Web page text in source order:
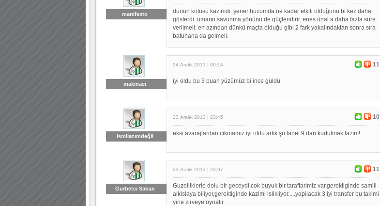
manifesto
dünün kötüsü kazımdı. şener hücumda ne kadar etkili olduğunu bi kez daha
gösterdi. umarın savunma yönünü de güçlendirir. enes ünal a daha fazla süre
verilmeli. en azından dünkü maçta olduğu gibi 2 fark yakalındaktan sonra sıra
batuhana da gelmeli.
makinacı
24 Aralık 2013 | 00:14 11
iyi oldu bu 3 puan yüzümüz bi ince güldü
ismilazımdeğil
23 Aralık 2013 | 23:45 10
eksi avarajlardan cıkmamız iyi oldu artık şu lanet 9 dan kurtulmak lazım!
Gurbetci Saban
23 Aralık 2013 | 23:07 11
Guzelliklerle dolu bir geceydi,cok buyuk bir taraftarimiz var.gerektiginde samili
alkislaya biliyor,gerektiginde kazimi islikliyor.....yapilacak 3 iyi transfer bu takimi
yine zirveye oynatir.